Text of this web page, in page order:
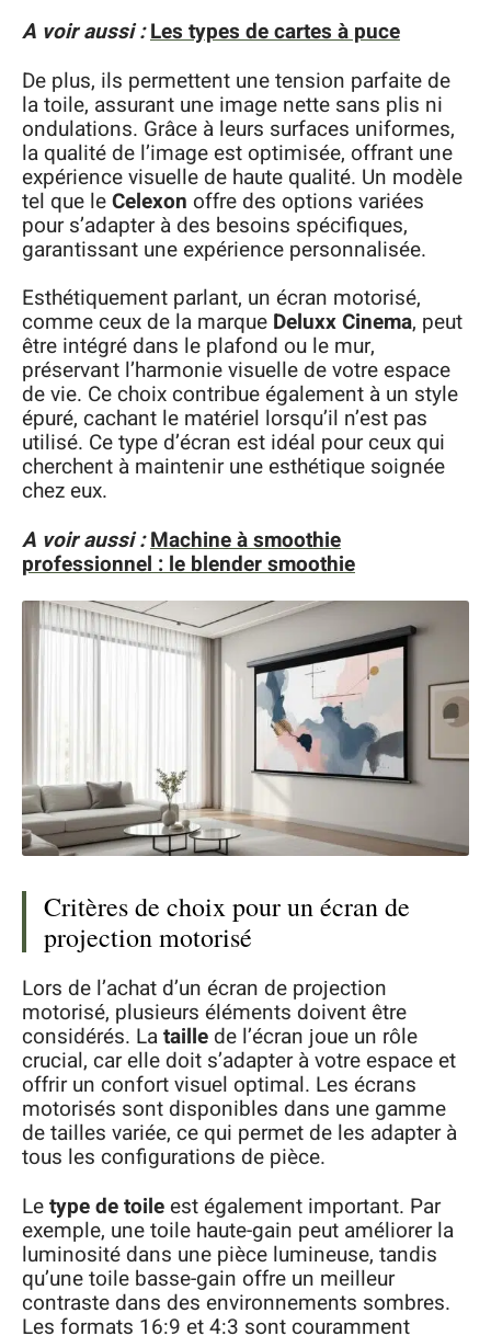
A voir aussi :Les types de cartes à puce
De plus, ils permettent une tension parfaite de
la toile, assurant une image nette sans plis ni
ondulations. Grâce à leurs surfaces uniformes,
la qualité de l’image est optimisée, offrant une
expérience visuelle de haute qualité. Un modèle
tel que leCelexon offre des options variées
pour s’adapter à des besoins spécifiques,
garantissant une expérience personnalisée.
Esthétiquement parlant, un écran motorisé,
comme ceux de la marque Deluxx Cinema, peut
être intégré dans le plafond ou le mur,
préservant l’harmonie visuelle de votre espace
de vie. Ce choix contribue également à un style
épuré, cachant le matériel lorsqu’il n’est pas
utilisé. Ce type d’écran est idéal pour ceux qui
cherchent à maintenir une esthétique soignée
chez eux.
A voir aussi : Machine à smoothie
professionnel : le blender smoothie
Critères de choix pour un écran de
projection motorisé
Lors de l’achat d’un écran de projection
motorisé, plusieurs éléments doivent être
considérés. Lataille de l’écran joue un rôle
crucial, car elle doit s’adapter à votre espace et
offrir un confort visuel optimal. Les écrans
motorisés sont disponibles dans une gamme
de tailles variée, ce qui permet de les adapter à
tous les configurations de pièce.
Letype de toileest également important. Par
exemple, une toile haute-gain peut améliorer la
luminosité dans une pièce lumineuse, tandis
qu’une toile basse-gain offre un meilleur
contraste dans des environnements sombres.
Les formats 16:9 et 4:3 sont couramment